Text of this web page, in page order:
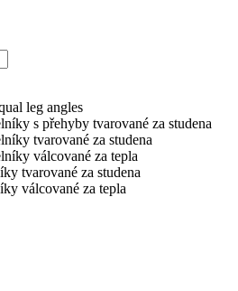
leg angles
s přehyby tvarované za studena
tvarované za studena
válcované za tepla
tvarované za studena
válcované za tepla